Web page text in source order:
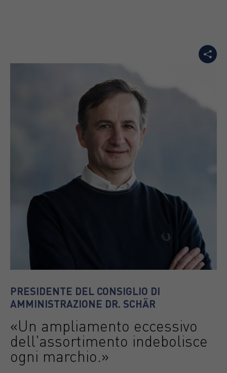
PRESIDENTE DEL CONSIGLIO DI
AMMINISTRAZIONE DR. SCHÄR
«Un ampliamento eccessivo
dell'assortimento indebolisce
ogni marchio.»